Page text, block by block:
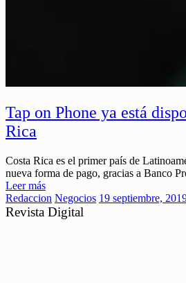
Tap on Phone ya está
Rica
Costa Rica es el primer país de
nueva forma de pago, gracias a Banco
Leer más
Redaccion Negocios 19 septiembre,
Revista Digital